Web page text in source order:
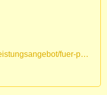
www.landeskrankenhaus.at/leistungsangebot/fuer-patienten/medizinische-fachbereiche/lkh-hohenems/palliativstation